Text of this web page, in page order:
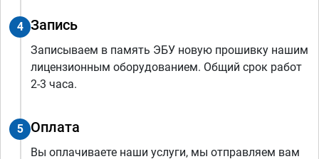
4 Запись
Записываем в память ЭБУ новую прошивку нашим
лицензионным оборудованием. Общий срок работ
2-3 часа.
5 Оплата
Вы оплачиваете наши услуги, мы отправляем вам